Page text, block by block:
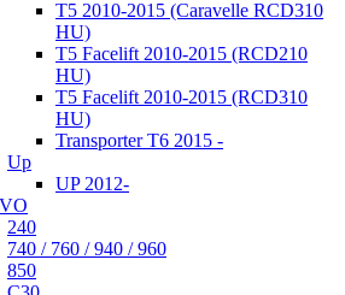
T5 2010-2015 (Caravelle RCD310
HU)
T5 Facelift 2010-2015 (RCD210
HU)
T5 Facelift 2010-2015 (RCD310
HU)
Transporter T6 2015 -
Up
UP 2012-
240
740 / 760 / 940 / 960
850